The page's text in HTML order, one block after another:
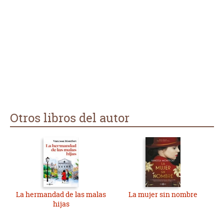
Otros libros del autor
La hermandad de las malas
hijas
La mujer sin nombre